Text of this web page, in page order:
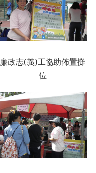
廉政志(義)工協助佈置攤
位